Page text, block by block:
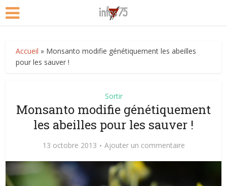
Accueil » Monsanto modifie génétiquement les abeilles
pour les sauver !
Sortir
Monsanto modifie génétiquement
les abeilles pour les sauver !
13 octobre 2013 Ajouter un commentaire